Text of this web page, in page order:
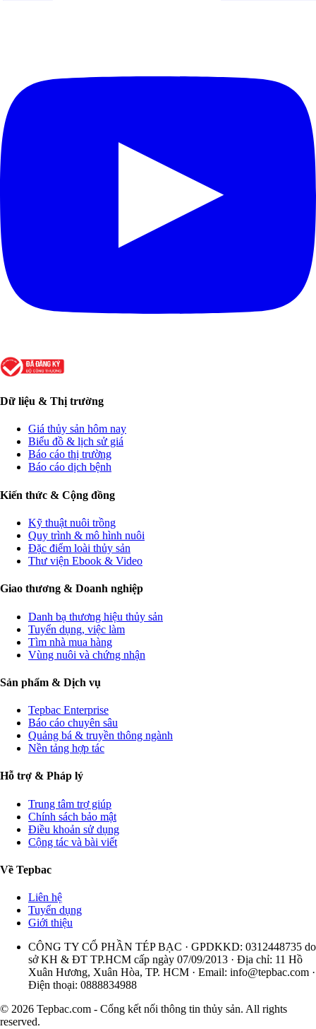
Dữ liệu & Thị trường
Giá thủy sản hôm nay
Biểu đồ & lịch sử giá
Báo cáo thị trường
Báo cáo dịch bệnh
Kiến thức & Cộng đồng
Kỹ thuật nuôi trồng
Quy trình & mô hình nuôi
Đặc điểm loài thủy sản
Thư viện Ebook & Video
Giao thương & Doanh nghiệp
Danh bạ thương hiệu thủy sản
Tuyển dụng, việc làm
Tìm nhà mua hàng
Vùng nuôi và chứng nhận
Sản phẩm & Dịch vụ
Tepbac Enterprise
Báo cáo chuyên sâu
Quảng bá & truyền thông ngành
Nền tảng hợp tác
Hỗ trợ & Pháp lý
Trung tâm trợ giúp
Chính sách bảo mật
Điều khoản sử dụng
Cộng tác và bài viết
Về Tepbac
Liên hệ
Tuyển dụng
Giới thiệu
CÔNG TY CỔ PHẦN TÉP BẠC · GPDKKD: 0312448735 do
sở KH & ĐT TP.HCM cấp ngày 07/09/2013 · Địa chỉ: 11 Hồ
Xuân Hương, Xuân Hòa, TP. HCM · Email: info@tepbac.com ·
Điện thoại: 0888834988
© 2026 Tepbac.com - Cổng kết nối thông tin thủy sản. All rights
reserved.